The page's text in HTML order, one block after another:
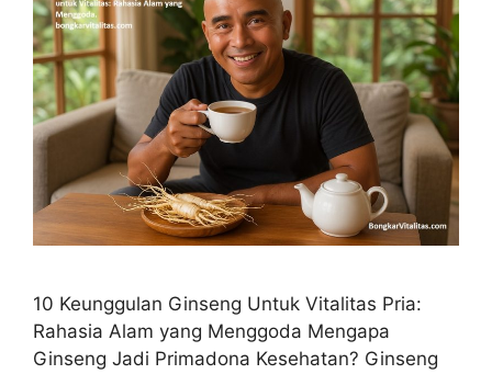
10 Keunggulan Ginseng Untuk Vitalitas Pria:
Rahasia Alam yang Menggoda Mengapa
Ginseng Jadi Primadona Kesehatan? Ginseng